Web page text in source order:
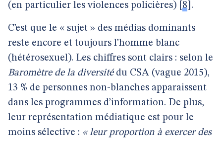
(en particulier les violences policières) 8 .
C’est que le « sujet » des médias dominants
reste encore et toujours l’homme blanc
(hétérosexuel). Les chiffres sont clairs : selon le
Baromètre de la diversitédu CSA (vague 2015),
13 % de personnes non-blanches apparaissent
dans les programmes d’information. De plus,
leur représentation médiatique est pour le
moins sélective : « leur proportion à exercer des